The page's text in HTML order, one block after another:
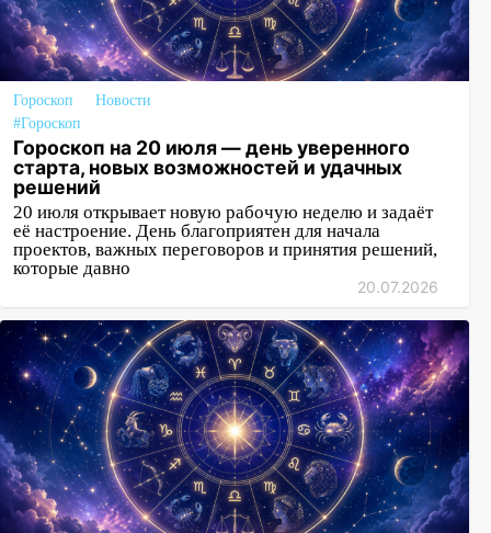
Гороскоп
Новости
#Гороскоп
Гороскоп на 20 июля — день уверенного
старта, новых возможностей и удачных
решений
20 июля открывает новую рабочую неделю и задаёт
её настроение. День благоприятен для начала
проектов, важных переговоров и принятия решений,
которые давно
20.07.2026